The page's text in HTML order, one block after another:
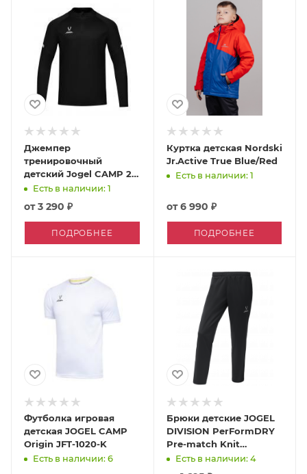
Джемпер
тренировочный
детский Jogel CAMP 2
Training Top 3/4
Есть в наличии: 1
от3 290 ₽
ПОДРОБНЕЕ
Куртка детская Nordski
Jr.Active True Blue/Red
Есть в наличии: 1
от6 990 ₽
ПОДРОБНЕЕ
Футболка игровая
детская JOGEL CAMP
Origin JFT-1020-K
Есть в наличии: 6
Брюки детские JOGEL
DIVISION PerFormDRY
Pre-match Knit
тренировочные
Есть в наличии: 4